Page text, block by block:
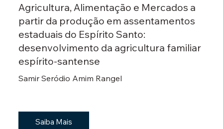
Agricultura, Alimentação e Mercados a
partir da produção em assentamentos
estaduais do Espírito Santo:
desenvolvimento da agricultura familiar
espírito-santense
Samir Seródio Amim Rangel
Saiba Mais